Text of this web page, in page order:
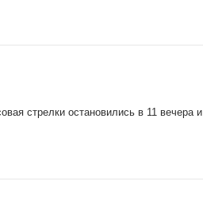
стрелки остановились в 11 вечера и